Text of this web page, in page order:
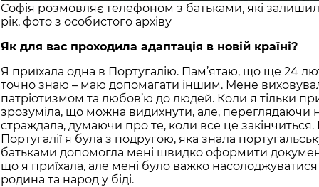
Софія розмовляє телефоном з батьками, які
рік, фото з особистого архіву
Як для вас проходила адаптація в новій країні?
Я приїхала одна в Португалію. Пам’ятаю, що ще 24
точно знаю – маю допомагати іншим. Мене
патріотизмом та любов’ю до людей. Коли я тільки
зрозуміла, що можна видихнути, але, переглядаючи
страждала, думаючи про те, коли все це закінчиться.
Португалії я була з подругою, яка знала
батьками допомогла мені швидко оформити
що я приїхала, але мені було важко
родина та народ у біді.